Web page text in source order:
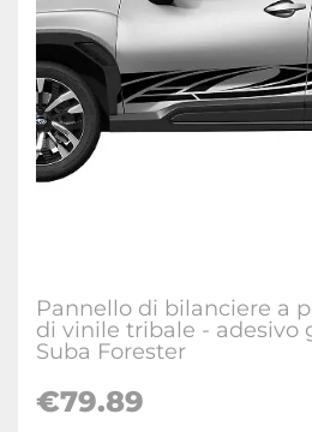
Pannello di bilanciere a
di vinile tribale - adesivo
Suba Forester
€79.89